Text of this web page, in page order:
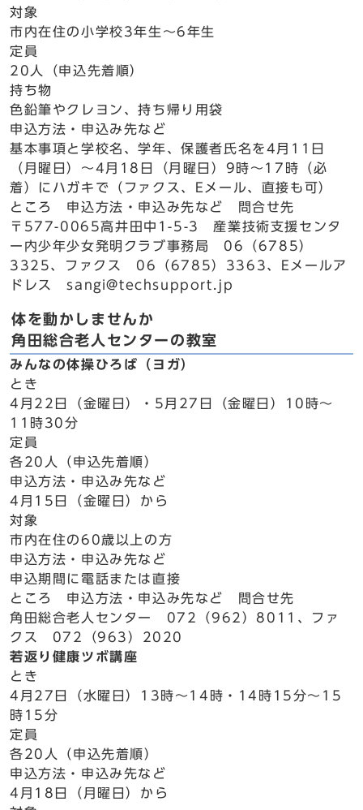
対象
市内在住の小学校3年生～6年生
定員
20人（申込先着順）
持ち物
色鉛筆やクレヨン、持ち帰り用袋
申込方法・申込み先など
基本事項と学校名、学年、保護者氏名を4月11日
（月曜日）～4月18日（月曜日）9時～17時（必
着）にハガキで（ファクス、Eメール、直接も可）
ところ 申込方法・申込み先など 問合せ先
〒577-0065高井田中1-5-3 産業技術支援センタ
ー内少年少女発明クラブ事務局 06（6785）
3325、ファクス 06（6785）3363、Eメールア
ドレス sangi@techsupport.jp
体を動かしませんか
角田総合老人センターの教室
みんなの体操ひろば（ヨガ）
とき
4月22日（金曜日）・5月27日（金曜日）10時～
11時30分
定員
各20人（申込先着順）
申込方法・申込み先など
4月15日（金曜日）から
対象
市内在住の60歳以上の方
申込方法・申込み先など
申込期間に電話または直接
ところ 申込方法・申込み先など 問合せ先
角田総合老人センター 072（962）8011、ファ
クス 072（963）2020
若返り健康ツボ講座
とき
4月27日（水曜日）13時～14時・14時15分～15
時15分
定員
各20人（申込先着順）
申込方法・申込み先など
4月18日（月曜日）から